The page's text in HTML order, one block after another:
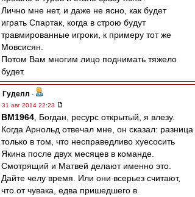
Лично мне нет, и даже не ясно, как будет
играть Спартак, когда в строю будут
травмированные игроки, к примеру тот же
Мовсисян.
Потом Вам многим лицо поднимать тяжело
будет.
Гуделл -
31 авг 2014 22:23
BM1964 , Богдан, ресурс открытый, я влезу.
Когда Арнольд отвечал мне, он сказал: разница
только в том, что несправедливо хуесосить
Якина после двух месяцев в команде.
Смотрящий и Матвей делают именно это.
Дайте челу время. Или они всерьез считают,
что от чувака, едва пришедшего в